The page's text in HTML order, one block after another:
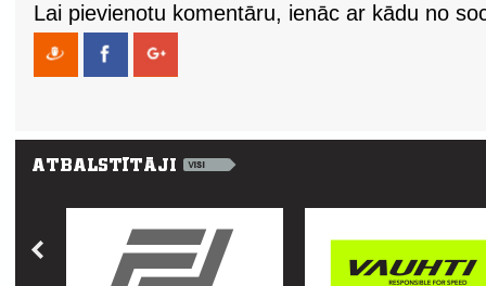
Lai pievienotu komentāru, ienāc ar kādu no